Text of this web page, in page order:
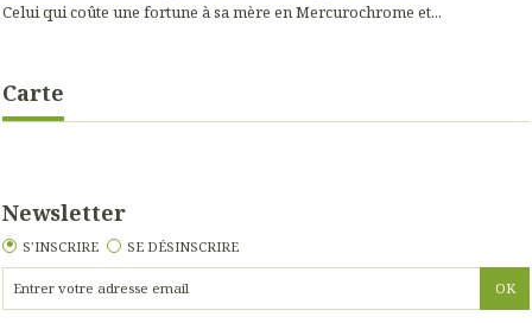
Celui qui coûte une fortune à sa mère en Mercurochrome et...
Carte
Newsletter
S'INSCRIRE SE DÉSINSCRIRE